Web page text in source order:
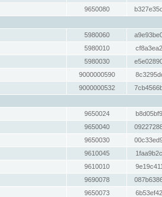
9650080
5980060
5980010
5980030
9000000590
9000000532
9650024
9650040
9650030
9610045
9610010
9690078
9650073